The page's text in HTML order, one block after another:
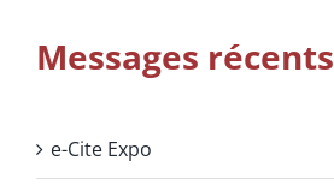
Messages récents
e-Cite Expo